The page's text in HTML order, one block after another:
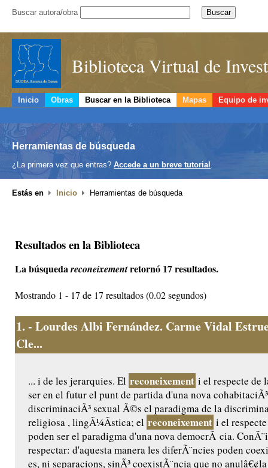
Buscar autora/obra
Biblioteca Virtual de
Inicio Obras Buscar en la Biblioteca Mapas Equipo de
Herramientas de búsqueda
¿La primera vez que entras? Accede a un breve tutorial .
Estás en Inicio Herramientas de búsqueda
Resultados en la Biblioteca
La búsquedareconeixementretornó 17 resultados.
Mostrando 1 - 17 de 17 resultados (0.02 segundos)
1. - Lourdes Albi Fernández. Carme Vidal
Cle...
... i de les jerarquies. El reconeixement i el respecte de
ser en el futur el punt de partida d'una nova
discriminaciÃ³ sexual Ã©s el paradigma de la
religiosa , lingÃ¼Ã­stica; el reconeixement i el
poden ser el paradigma d'una nova democrÃ cia.
respectar: d'aquesta manera les diferÃ¨ncies poden
es, ni separacions, sinÃ³ coexistÃ¨ncia que no